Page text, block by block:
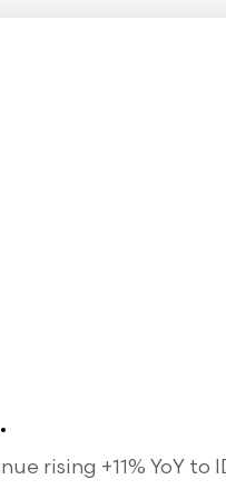
rising +11% YoY to